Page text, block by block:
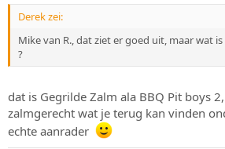
Derek zei:
Mike van R., dat ziet er goed uit, maar wat
?
dat is Gegrilde Zalm ala BBQ Pit boys
zalmgerecht wat je terug kan vinden
echte aanrader